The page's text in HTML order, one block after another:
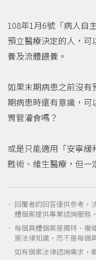
108年1月6號「病人自
預立醫療決定的人，可
養及流體餵養。
如果末期病患之前沒有
期病患時還有意識，
胃管灌食嗎？
或是只能適用「安寧
甦術、維生醫療，但一
． 回覆者的回答僅供參考
體個案提供專業諮詢服務
． 每個具體個案是獨特、
是法律知識，而不是每個
如有個案法律諮詢需求，